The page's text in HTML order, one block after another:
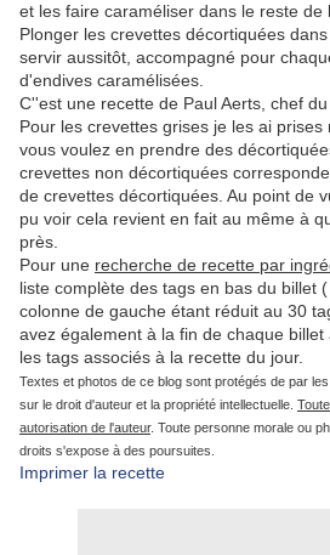
et les faire caraméliser dans le reste de
Plonger les crevettes décortiquées
servir aussitôt, accompagné pour
d'endives caramélisées.
C''est une recette de Paul Aerts, chef
Pour les crevettes grises je les ai
vous voulez en prendre des
crevettes non décortiquées
de crevettes décortiquées. Au point de
pu voir cela revient en fait au même à
près.
Pour une recherche de recette par
liste complète des tags en bas du billet
colonne de gauche étant réduit au 30
avez également à la fin de chaque billet
les tags associés à la recette du jour.
Textes et photos de ce blog sont protégés de par
sur le droit d'auteur et la propriété intellectuelle.
autorisation de l'auteur. Toute personne morale ou
droits s'expose à des poursuites.
Imprimer la recette